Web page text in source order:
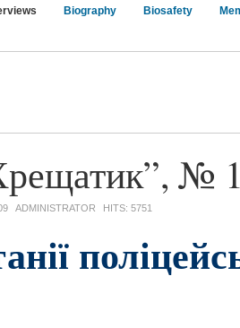
Biography Biosafety
№
ADMINISTRATOR HITS: 5751